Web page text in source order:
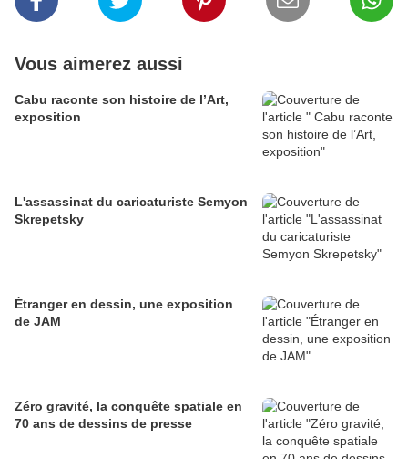
Vous aimerez aussi
Cabu raconte son histoire de l’Art,
exposition
L'assassinat du caricaturiste Semyon
Skrepetsky
Étranger en dessin, une exposition
de JAM
Zéro gravité, la conquête spatiale en
70 ans de dessins de presse